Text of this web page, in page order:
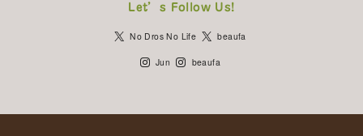
Let’s Follow Us!
No Dros No Life beaufa
Jun beaufa